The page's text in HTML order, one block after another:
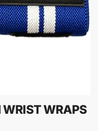
WRIST WRAPS